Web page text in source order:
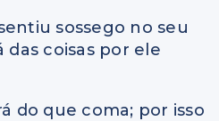
sossego no seu
das coisas por ele
do que coma; por isso